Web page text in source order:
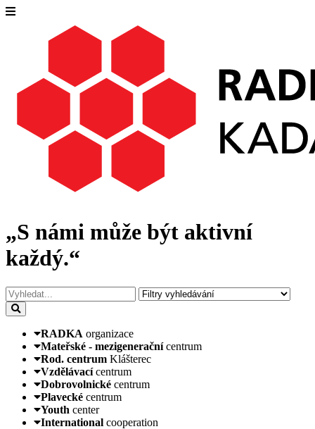
„S námi může být aktivní
každý.“
RADKA organizace
Mateřské - mezigenerační centrum
Rod. centrum Klášterec
Vzdělávací centrum
Dobrovolnické centrum
Plavecké centrum
Youth center
International cooperation